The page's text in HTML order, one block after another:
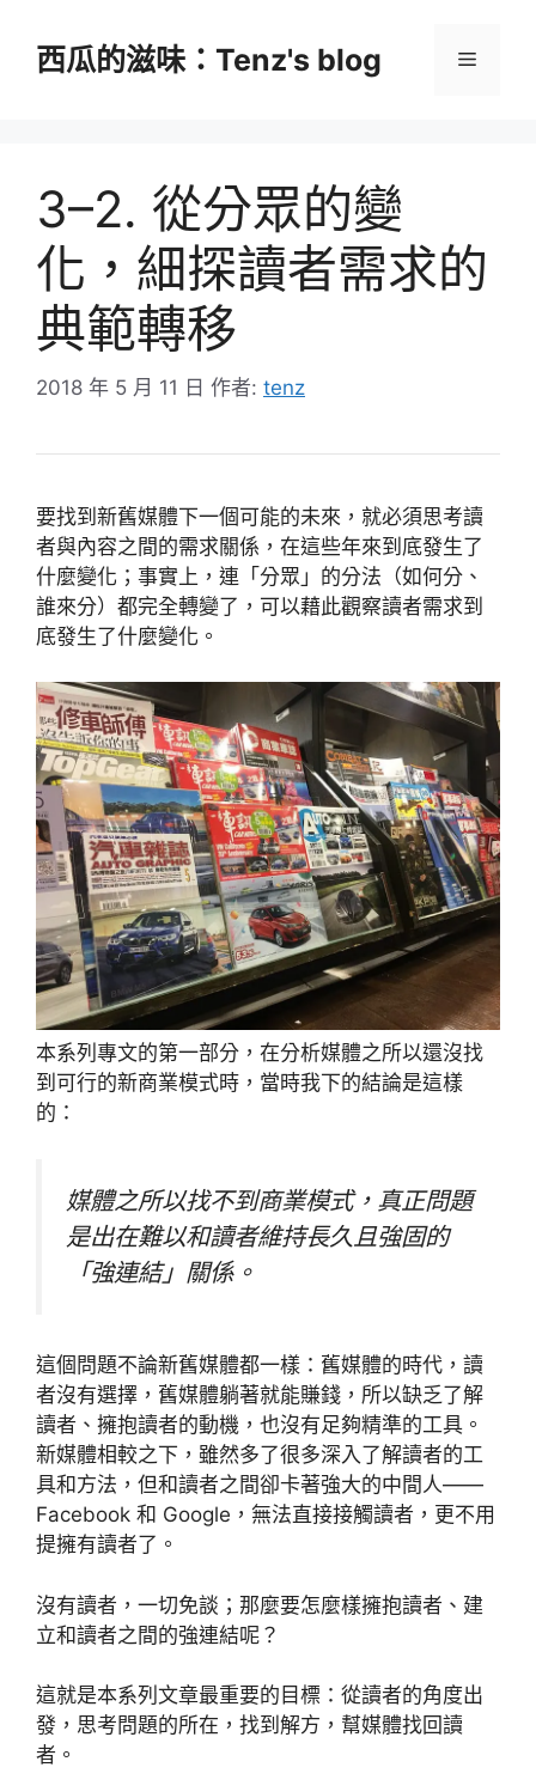
西瓜的滋味：Tenz's blog 選
3–2. 從分眾的變
化，細探讀者需求的
典範轉移
2018 年 5 月 11 日 作者: tenz
要找到新舊媒體下一個可能的未來，就必須思考讀
者與內容之間的需求關係，在這些年來到底發生了
什麼變化；事實上，連「分眾」的分法（如何分、
誰來分）都完全轉變了，可以藉此觀察讀者需求到
底發生了什麼變化。
本系列專文的第一部分，在分析媒體之所以還沒找
到可行的新商業模式時，當時我下的結論是這樣
的：
媒體之所以找不到商業模式，真正問題
是出在難以和讀者維持長久且強固的
「強連結」關係。
這個問題不論新舊媒體都一樣：舊媒體的時代，讀
者沒有選擇，舊媒體躺著就能賺錢，所以缺乏了解
讀者、擁抱讀者的動機，也沒有足夠精準的工具。
新媒體相較之下，雖然多了很多深入了解讀者的工
具和方法，但和讀者之間卻卡著強大的中間人——
Facebook 和 Google，無法直接接觸讀者，更不用
提擁有讀者了。
沒有讀者，一切免談；那麼要怎麼樣擁抱讀者、建
立和讀者之間的強連結呢？
這就是本系列文章最重要的目標：從讀者的角度出
發，思考問題的所在，找到解方，幫媒體找回讀
者。